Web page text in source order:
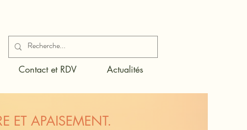
Contact et RDV Actualités
ET APAISEMENT.